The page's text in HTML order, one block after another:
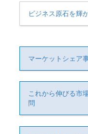
ビジネス原石を輝
マーケットシェア
これから伸びる市
問